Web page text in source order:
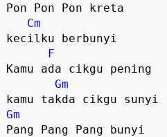
Pon Pon Pon kreta
Cm
kecilku berbunyi
F
Kamu ada cikgu pening
Gm
Gm
Pang Pang Pang bunyi